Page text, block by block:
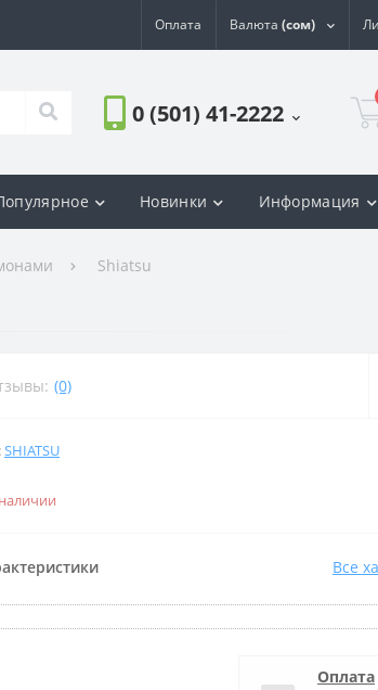
Оплата Валюта (сом)
0 (501) 41-2222
Новинки Информация
Shiatsu
(0)
SHIATSU
Все
Оплата